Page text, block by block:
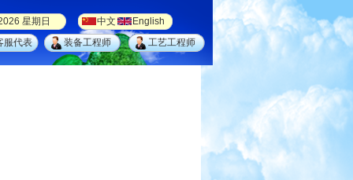
星期日 中文
English
服代表
装备工程师 工艺工程师